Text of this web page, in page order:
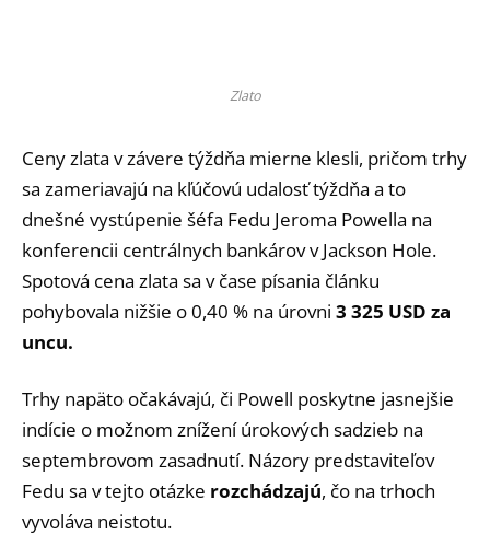
Zlato
Ceny zlata v závere týždňa mierne klesli, pričom trhy
sa zameriavajú na kľúčovú udalosť týždňa a to
dnešné vystúpenie šéfa Fedu Jeroma Powella na
konferencii centrálnych bankárov v Jackson Hole.
Spotová cena zlata sa v čase písania článku
pohybovala nižšie o 0,40 % na úrovni 3 325 USD za
uncu.
Trhy napäto očakávajú, či Powell poskytne jasnejšie
indície o možnom znížení úrokových sadzieb na
septembrovom zasadnutí. Názory predstaviteľov
Fedu sa v tejto otázke rozchádzajú, čo na trhoch
vyvoláva neistotu.